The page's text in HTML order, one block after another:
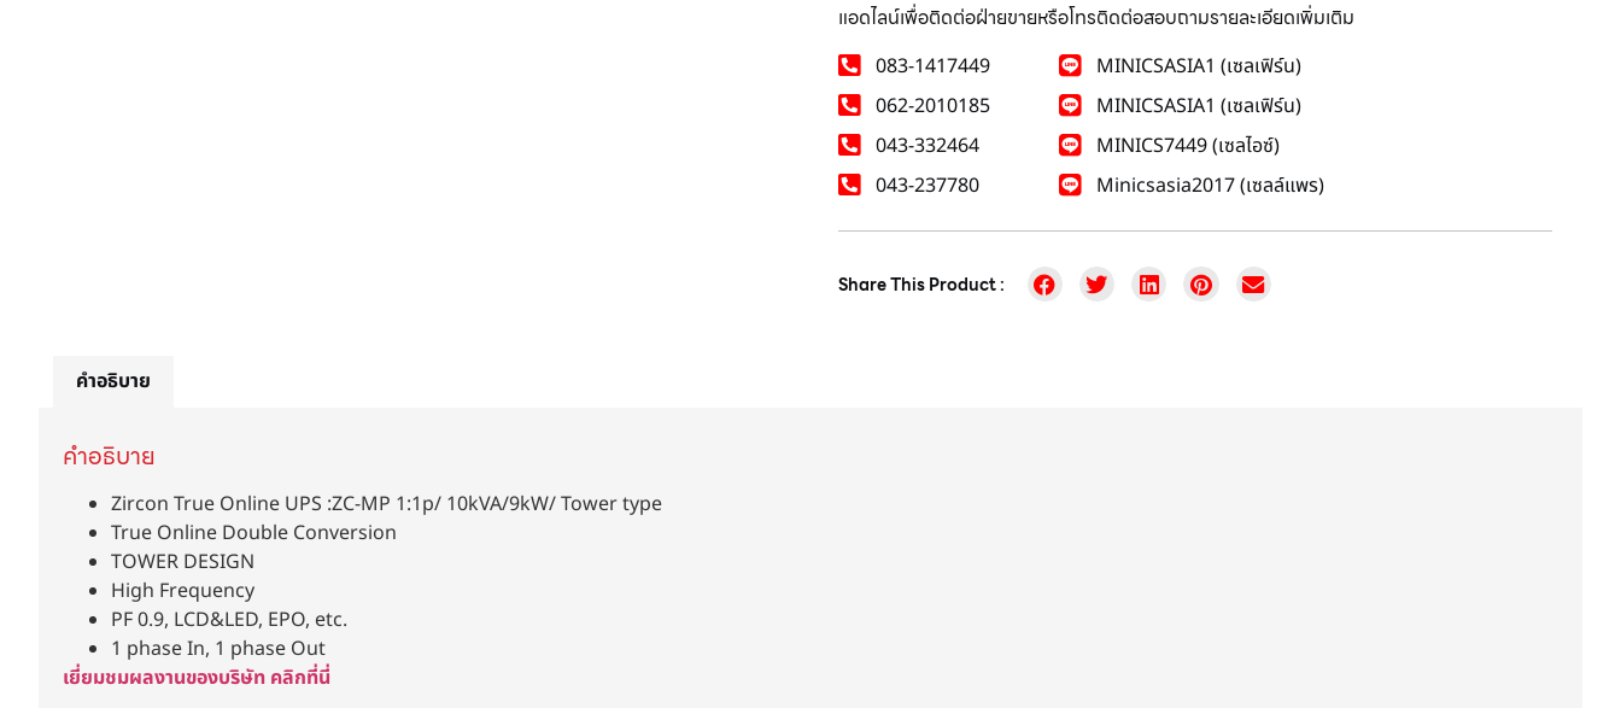
แอดไลน์เพื่อติดต่อฝ่ายขายหรือโทรติดต่อสอบถามรายละเอียดเพิ่มเติม
083-1417449
062-2010185
043-332464
043-237780
MINICSASIA1 (เซลเฟิร์น)
MINICSASIA1 (เซลเฟิร์น)
MINICS7449 (เซลไอซ์)
Minicsasia2017 (เซลล์แพร)
Share This Product :
คำอธิบาย
คำอธิบาย
Zircon True Online UPS :ZC-MP 1:1p/ 10kVA/9kW/ Tower type
True Online Double Conversion
TOWER DESIGN
High Frequency
PF 0.9, LCD&LED, EPO, etc.
1 phase In, 1 phase Out
เยี่ยมชมผลงานของบริษัท คลิกที่นี่